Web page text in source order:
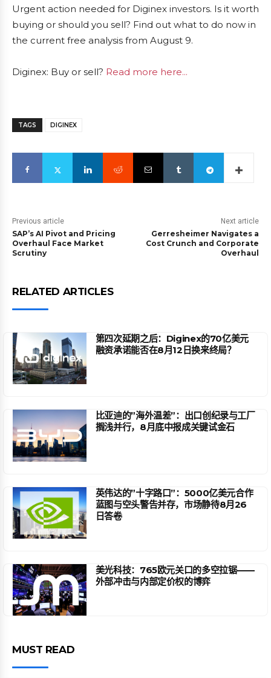
Urgent action needed for Diginex investors. Is it worth
buying or should you sell? Find out what to do now in
the current free analysis from August 9.
Diginex: Buy or sell? Read more here...
TAGS DIGINEX
Previous article
SAP’s AI Pivot and Pricing
Overhaul Face Market
Scrutiny
Next article
Gerresheimer Navigates a
Cost Crunch and Corporate
Overhaul
RELATED ARTICLES
第四次延期之后：Diginex的70亿美元
融资承诺能否在8月12日换来终局？
比亚迪的”海外温差”：出口创纪录与工厂
搁浅并行，8月底中报成关键试金石
英伟达的”十字路口”：5000亿美元合作
蓝图与空头警告并存，市场静待8月26
日答卷
美光科技：765欧元关口的多空拉锯——
外部冲击与内部定价权的博弈
MUST READ